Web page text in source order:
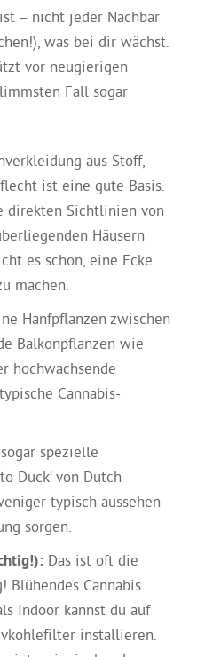
– nicht jeder Nachbar
was bei dir wächst.
vor neugierigen
Fall sogar
aus Stoff,
ist eine gute Basis.
direkten Sichtlinien von
Häusern
es schon, eine Ecke
machen.
Hanfpflanzen zwischen
Balkonpflanzen wie
hochwachsende
Cannabis-
spezielle
Duck‘ von Dutch
typisch aussehen
sorgen.
Das ist oft die
Blühendes Cannabis
Indoor kannst du auf
installieren.